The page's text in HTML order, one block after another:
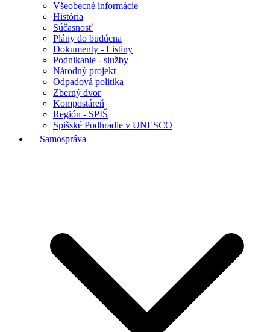
Všeobecné informácie
História
Súčasnosť
Plány do budúcna
Dokumenty - Listiny
Podnikanie - služby
Národný projekt
Odpadová politika
Zberný dvor
Kompostáreň
Región - SPIŠ
Spišské Podhradie v UNESCO
Samospráva